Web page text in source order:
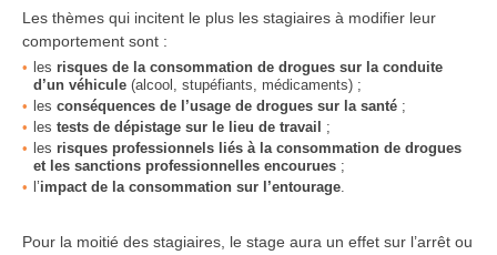
Les thèmes qui incitent le plus les stagiaires à modifier leur
comportement sont :
les risques de la consommation de drogues sur la conduite
d’un véhicule (alcool, stupéfiants, médicaments) ;
les conséquences de l’usage de drogues sur la santé ;
les tests de dépistage sur le lieu de travail
;
les risques professionnels liés à la consommation de drogues
et les sanctions professionnelles encourues ;
l’impact de la consommation sur l’entourage.
Pour la moitié des stagiaires, le stage aura un effet sur l’arrêt ou